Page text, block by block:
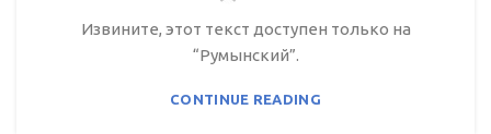
Извините, этот текст доступен только на
“Румынский”.
CONTINUE READING